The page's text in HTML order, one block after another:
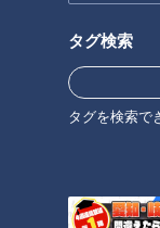
タグ検索
タグを検索で
「動物園検定」殿堂
物知識王が語る、ツ